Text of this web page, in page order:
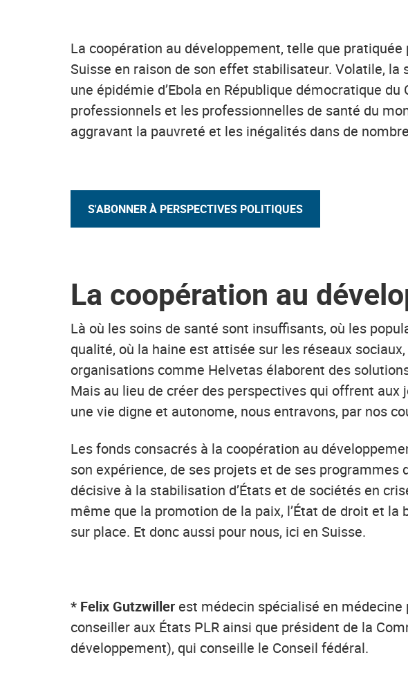
La coopération au développement, telle que
Suisse en raison de son effet stabilisateur. Volatile, la
une épidémie d’Ebola en République démocratique
professionnels et les professionnelles de santé du
aggravant la pauvreté et les inégalités dans de
S'ABONNER À PERSPECTIVES POLITIQUES
La coopération au
Là où les soins de santé sont insuffisants, où les
qualité, où la haine est attisée sur les réseaux
organisations comme Helvetas élaborent des
Mais au lieu de créer des perspectives qui offrent aux
une vie digne et autonome, nous entravons, par nos
Les fonds consacrés à la coopération au
son expérience, de ses projets et de ses
décisive à la stabilisation d’États et de sociétés en
même que la promotion de la paix, l’État de droit et
sur place. Et donc aussi pour nous, ici en Suisse.
* Felix Gutzwiller est médecin spécialisé en
conseiller aux États PLR ainsi que président de la
développement), qui conseille le Conseil fédéral.